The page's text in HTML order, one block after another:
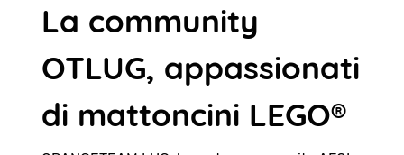
La community
OTLUG, appassionati
di mattoncini LEGO®